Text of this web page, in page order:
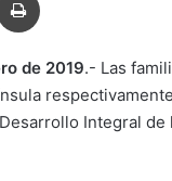
de 2019.- Las
Integral